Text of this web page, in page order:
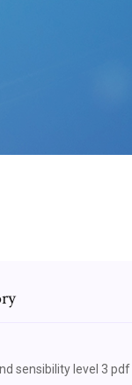
sensibility level 3 pdf